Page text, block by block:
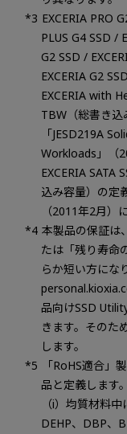
EXCERIA PRO
PLUS G4 SSD /
G2 SSD /
EXCERIA G2
EXCERIA with
TBW（総書き込
「JESD219A
Workloads」（
EXCERIA SATA
込み容量）の定
（2011年2月）
本製品の保証は
たは「残り寿命
らか短い方にな
品向けSSD
きます。そのた
します。
「RoHS適合」
品と定義します。
（i）均質材料
DEHP、DBP、